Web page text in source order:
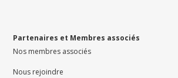
Partenaires et Membres associés
Nos membres associés
Nous rejoindre